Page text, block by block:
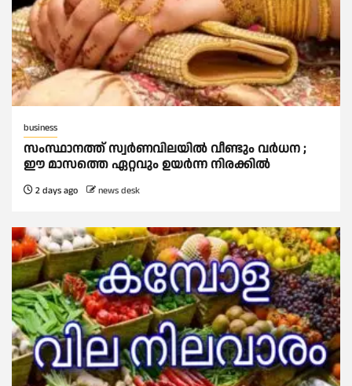
business
സംസ്ഥാനത്ത് സ്വര്‍ണവിലയില്‍ വീണ്ടും വര്‍ധന ;
ഈ മാസത്തെ ഏറ്റവും ഉയര്‍ന്ന നിരക്കില്‍
2 days ago news desk